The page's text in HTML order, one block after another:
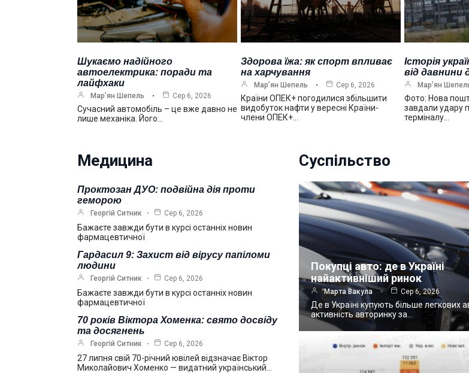
Шукаємо надійного
автоелектрика: поради та
лайфхаки
Мар’ян Шепель Сер 6, 2026
Сучасний автомобіль – це вже давно не
лише механіка. Його…
Здорова їжа: як спорт впливає
на харчування
Мар’ян Шепель Сер 6, 2026
Країни ОПЕК+ погодилися збільшити
видобуток нафти у вересні Країни-
члени ОПЕК+…
Історія
від давнини
Мар’ян
Фото: Нова
завдали удару
терміналу…
Медицина
Проктозан ДУО: подвійна дія проти
геморою
Георгій Ситник Сер 6, 2026
Бажаєте завжди бути в курсі останніх новин
фармацевтичної
Гардасил 9: Захист від вірусу папіломи
людини
Георгій Ситник Сер 6, 2026
Бажаєте завжди бути в курсі останніх новин
фармацевтичної
70 років Віктора Хоменка: свято досвіду
та досягнень
Георгій Ситник Сер 6, 2026
27 липня свій 70-річний ювілей відзначає Віктор
Миколайович Хоменко — видатний український…
Суспільство
Покупці авто: де в Україні
найактивніший ринок
Марта Вакула Сер 6, 2026
Де в Україні купують більше легкових
активність авторинку за…